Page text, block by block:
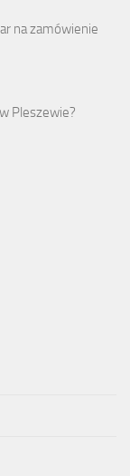
na zamówienie
Pleszewie?